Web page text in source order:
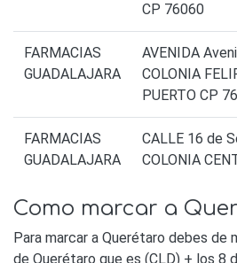
CP 76060
FARMACIAS
GUADALAJARA
AVENIDA
COLONIA
PUERTO CP
FARMACIAS
GUADALAJARA
CALLE 16 de
COLONIA
Como marcar a
Para marcar a Querétaro debes de
de Querétaro que es (CLD) + los